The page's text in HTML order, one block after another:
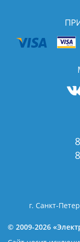
г. Санкт-
© 2009-2026